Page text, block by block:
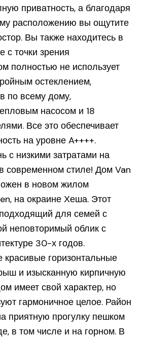
приватность, а благодаря
расположению вы ощутите
Вы также находитесь в
с точки зрения
полностью не использует
остеклением,
по всему дому,
насосом и 18
Все это обеспечивает
на уровне A++++.
с низкими затратами на
современном стиле! Дом Van
в новом жилом
на окраине Хеша. Этот
для семей с
неповторимый облик с
30-х годов.
красивые горизонтальные
и изысканную кирпичную
имеет свой характер, но
гармоничное целое. Район
приятную прогулку пешком
в том числе и на горном. В